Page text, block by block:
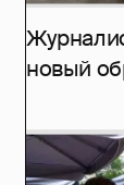
новый